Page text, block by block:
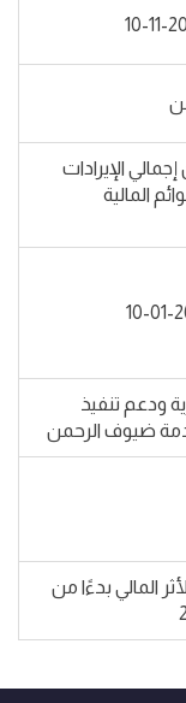
5% من إجمالي الإيرادات
المالية
ودعم تنفيذ
ضيوف الرحمن
المالي بدءًا من